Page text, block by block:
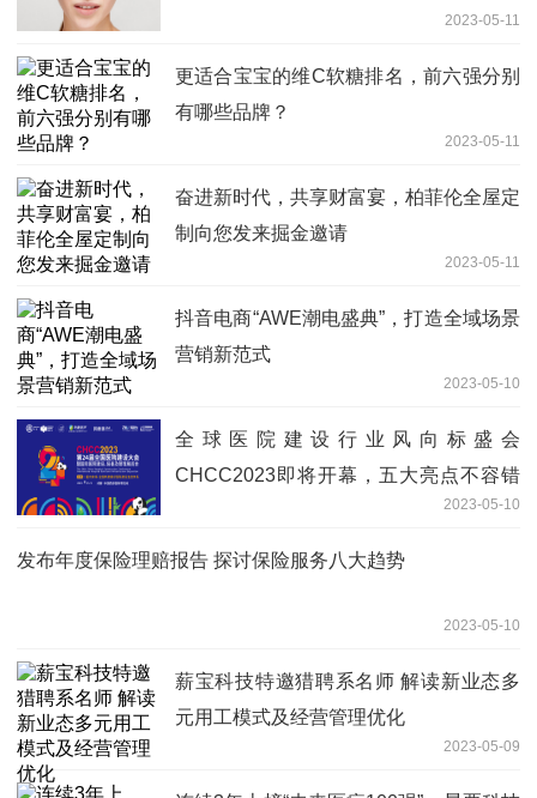
2023-05-11
更适合宝宝的维C软糖排名，前六强分别
有哪些品牌？
2023-05-11
奋进新时代，共享财富宴，柏菲伦全屋定
制向您发来掘金邀请
2023-05-11
抖音电商“AWE潮电盛典”，打造全域场景
营销新范式
2023-05-10
全球医院建设行业风向标盛会
CHCC2023即将开幕，五大亮点不容错
2023-05-10
发布年度保险理赔报告 探讨保险服务八大趋势
2023-05-10
薪宝科技特邀猎聘系名师 解读新业态多
元用工模式及经营管理优化
2023-05-09